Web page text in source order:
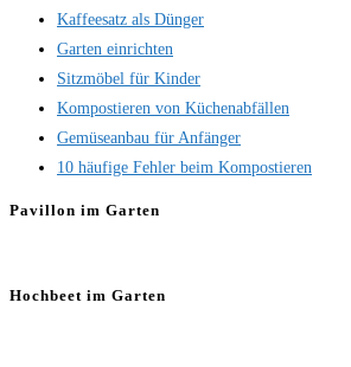
Kaffeesatz als Dünger
Garten einrichten
Sitzmöbel für Kinder
Kompostieren von Küchenabfällen
Gemüseanbau für Anfänger
10 häufige Fehler beim Kompostieren
Pavillon im Garten
Hochbeet im Garten